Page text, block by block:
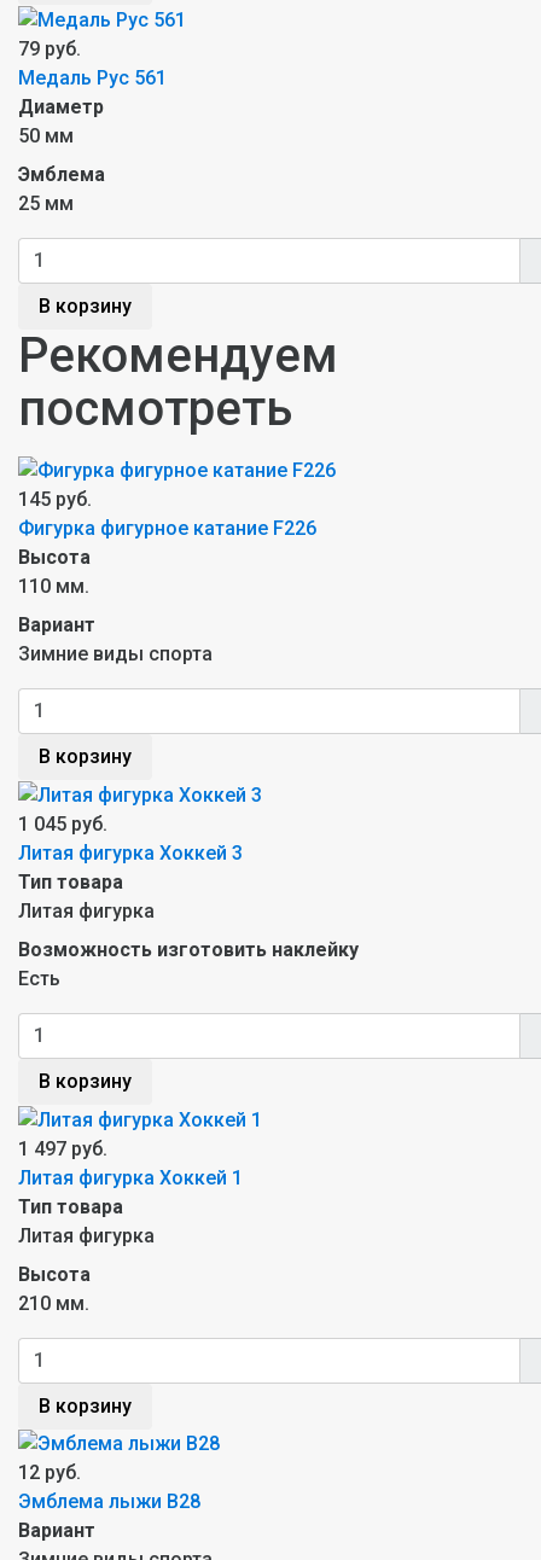
79 руб.
Медаль Рус 561
Диаметр
50 мм
Эмблема
25 мм
В корзину
Рекомендуем
посмотреть
145 руб.
Фигурка фигурное катание F226
Высота
110 мм.
Вариант
Зимние виды спорта
В корзину
1 045 руб.
Литая фигурка Хоккей 3
Тип товара
Литая фигурка
Возможность изготовить наклейку
Есть
В корзину
1 497 руб.
Литая фигурка Хоккей 1
Тип товара
Литая фигурка
Высота
210 мм.
В корзину
12 руб.
Эмблема лыжи B28
Вариант